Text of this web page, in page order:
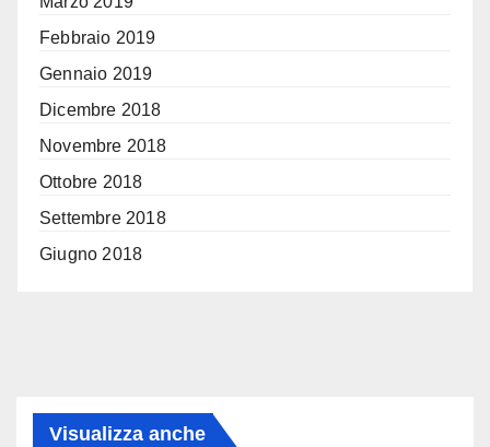
Febbraio 2019
Gennaio 2019
Dicembre 2018
Novembre 2018
Ottobre 2018
Settembre 2018
Giugno 2018
Visualizza anche